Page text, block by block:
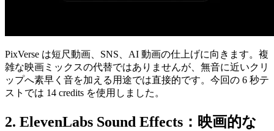
PixVerse は短尺動画、SNS、AI 動画の仕上げに向きます。複
雑な映画ミックスの代替ではありませんが、無音に近いクリ
ップへ素早く音を加える用途では直接的です。今回の 6 秒テ
ストでは 14 credits を使用しました。
2. ElevenLabs Sound Effects：映画的な